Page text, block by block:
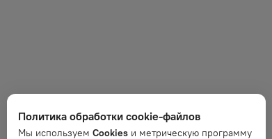
Политика обработки cookie-файлов
Мы используем Cookies и метрическую программу